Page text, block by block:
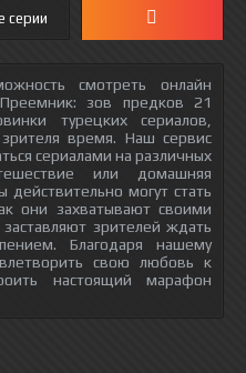
серии
смотреть онлайн
зов предков 21
турецких сериалов,
время. Наш сервис
сериалами на различных
или домашняя
действительно могут стать
они захватывают своими
зрителей ждать
Благодаря нашему
свою любовь к
настоящий марафон